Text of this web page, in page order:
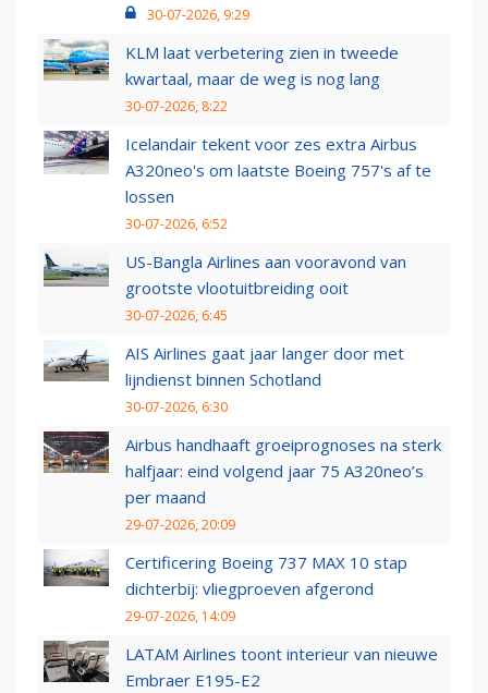
30-07-2026, 9:29
KLM laat verbetering zien in tweede
kwartaal, maar de weg is nog lang
30-07-2026, 8:22
Icelandair tekent voor zes extra Airbus
A320neo's om laatste Boeing 757's af te
lossen
30-07-2026, 6:52
US-Bangla Airlines aan vooravond van
grootste vlootuitbreiding ooit
30-07-2026, 6:45
AIS Airlines gaat jaar langer door met
lijndienst binnen Schotland
30-07-2026, 6:30
Airbus handhaaft groeiprognoses na sterk
halfjaar: eind volgend jaar 75 A320neo’s
per maand
29-07-2026, 20:09
Certificering Boeing 737 MAX 10 stap
dichterbij: vliegproeven afgerond
29-07-2026, 14:09
LATAM Airlines toont interieur van nieuwe
Embraer E195-E2